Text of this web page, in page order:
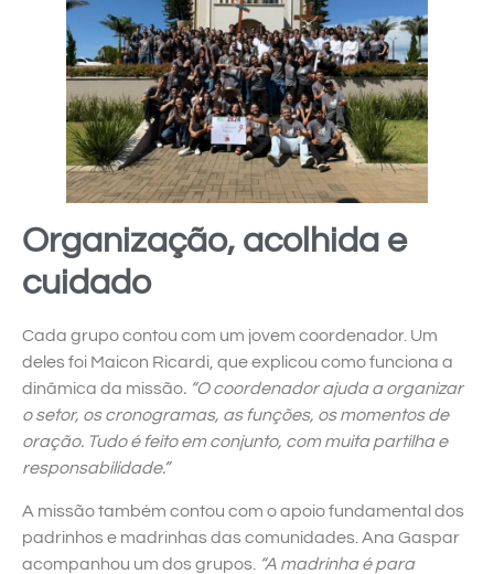
Organização, acolhida e
cuidado
Cada grupo contou com um jovem coordenador. Um
deles foi Maicon Ricardi, que explicou como funciona a
dinâmica da missão. “O coordenador ajuda a organizar
o setor, os cronogramas, as funções, os momentos de
oração. Tudo é feito em conjunto, com muita partilha e
responsabilidade.”
A missão também contou com o apoio fundamental dos
padrinhos e madrinhas das comunidades. Ana Gaspar
acompanhou um dos grupos.
“A madrinha é para